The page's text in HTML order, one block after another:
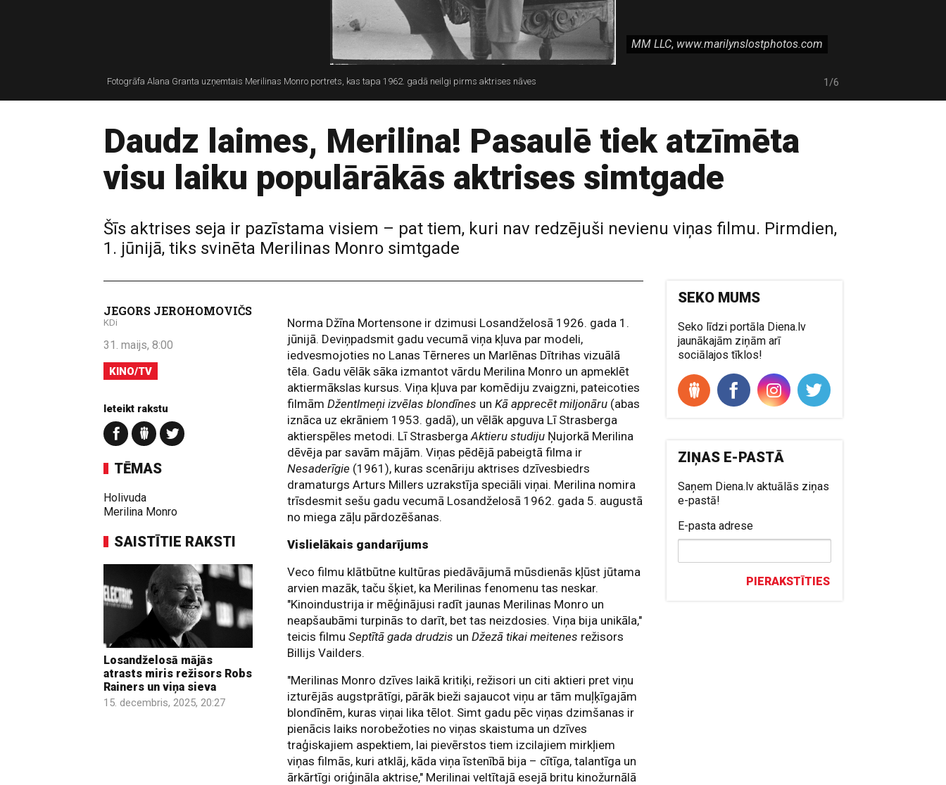
MM LLC, www.marilynslostphotos.com
Fotogrāfa Alana Granta uzņemtais Merilinas Monro portrets, kas tapa 1962. gadā neilgi pirms aktrises nāves 1/6
Bernard of Hollywood Foundation
MHG Collective, LLC
Daudz laimes, Merilina! Pasaulē tiek atzīmēta
visu laiku populārākās aktrises simtgade
Šīs aktrises seja ir pazīstama visiem – pat tiem, kuri nav redzējuši nevienu viņas filmu. Pirmdien,
1. jūnijā, tiks svinēta Merilinas Monro simtgade
JEGORS JEROHOMOVIČS
KDi
31. maijs, 8:00
KINO/TV
Ieteikt rakstu
TĒMAS
Holivuda
Merilina Monro
SAISTĪTIE RAKSTI
Losandželosā mājās
atrasts miris režisors Robs
Rainers un viņa sieva
15. decembris, 2025, 20:27
Norma Džīna Mortensone ir dzimusi Losandželosā 1926. gada 1.
jūnijā. Deviņpadsmit gadu vecumā viņa kļuva par modeli,
iedvesmojoties no Lanas Tērneres un Marlēnas Dītrihas vizuālā
tēla. Gadu vēlāk sāka izmantot vārdu Merilina Monro un apmeklēt
aktiermākslas kursus. Viņa kļuva par komēdiju zvaigzni, pateicoties
filmāmDžentlmeņi izvēlas blondīnes unKā apprecēt miljonāru (abas
iznāca uz ekrāniem 1953. gadā), un vēlāk apguva Lī Strasberga
aktierspēles metodi. Lī StrasbergaAktieru studiju Ņujorkā Merilina
dēvēja par savām mājām. Viņas pēdējā pabeigtā filma ir
Nesaderīgie (1961), kuras scenāriju aktrises dzīvesbiedrs
dramaturgs Arturs Millers uzrakstīja speciāli viņai. Merilina nomira
trīsdesmit sešu gadu vecumā Losandželosā 1962. gada 5. augustā
no miega zāļu pārdozēšanas.
Vislielākais gandarījums
Veco filmu klātbūtne kultūras piedāvājumā mūsdienās kļūst jūtama
arvien mazāk, taču šķiet, ka Merilinas fenomenu tas neskar.
"Kinoindustrija ir mēģinājusi radīt jaunas Merilinas Monro un
neapšaubāmi turpinās to darīt, bet tas neizdosies. Viņa bija unikāla,"
teicis filmuSeptītā gada drudzis unDžezā tikai meitenes režisors
Billijs Vailders.
"Merilinas Monro dzīves laikā kritiķi, režisori un citi aktieri pret viņu
izturējās augstprātīgi, pārāk bieži sajaucot viņu ar tām muļķīgajām
blondīnēm, kuras viņai lika tēlot. Simt gadu pēc viņas dzimšanas ir
pienācis laiks norobežoties no viņas skaistuma un dzīves
traģiskajiem aspektiem, lai pievērstos tiem izcilajiem mirkļiem
viņas filmās, kuri atklāj, kāda viņa īstenībā bija – cītīga, talantīga un
ārkārtīgi oriģināla aktrise," Merilinai veltītajā esejā britu kinožurnālā
SEKO MUMS
Seko līdzi portāla Diena.lv
jaunākajām ziņām arī
sociālajos tīklos!
ZIŅAS E-PASTĀ
Saņem Diena.lv aktuālās ziņas
e-pastā!
E-pasta adrese
PIERAKSTĪTIES